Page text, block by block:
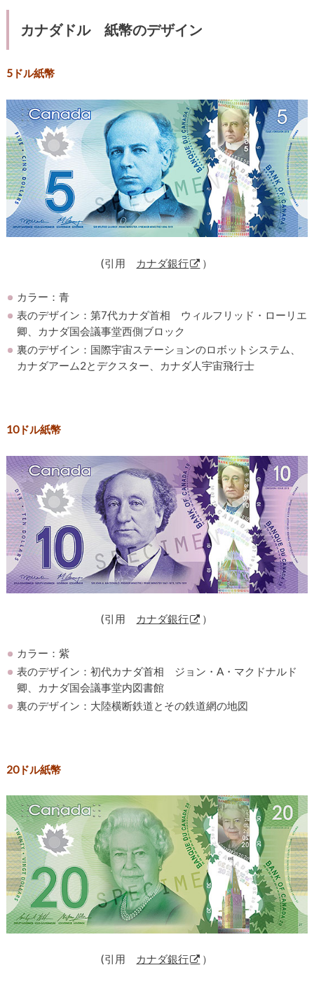
カナダドル 紙幣のデザイン
5ドル紙幣
(引用 カナダ銀行 ）
カラー：青
表のデザイン：第7代カナダ首相 ウィルフリッド・ローリエ
卿、カナダ国会議事堂西側ブロック
裏のデザイン：国際宇宙ステーションのロボットシステム、
カナダアーム2とデクスター、カナダ人宇宙飛行士
10ドル紙幣
(引用 カナダ銀行 ）
カラー：紫
表のデザイン：初代カナダ首相 ジョン・A・マクドナルド
卿、カナダ国会議事堂内図書館
裏のデザイン：大陸横断鉄道とその鉄道網の地図
20ドル紙幣
(引用 カナダ銀行 ）